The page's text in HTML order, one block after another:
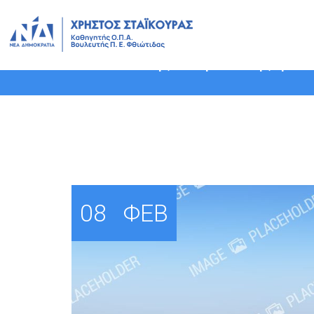
Ερώτηση σχετικά με
08 ΦΕΒ